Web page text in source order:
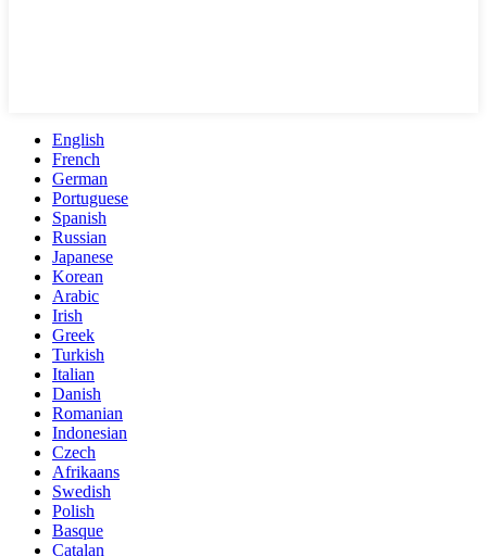
English
French
German
Portuguese
Spanish
Russian
Japanese
Korean
Arabic
Irish
Greek
Turkish
Italian
Danish
Romanian
Indonesian
Czech
Afrikaans
Swedish
Polish
Basque
Catalan